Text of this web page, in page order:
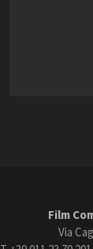
Film
Via